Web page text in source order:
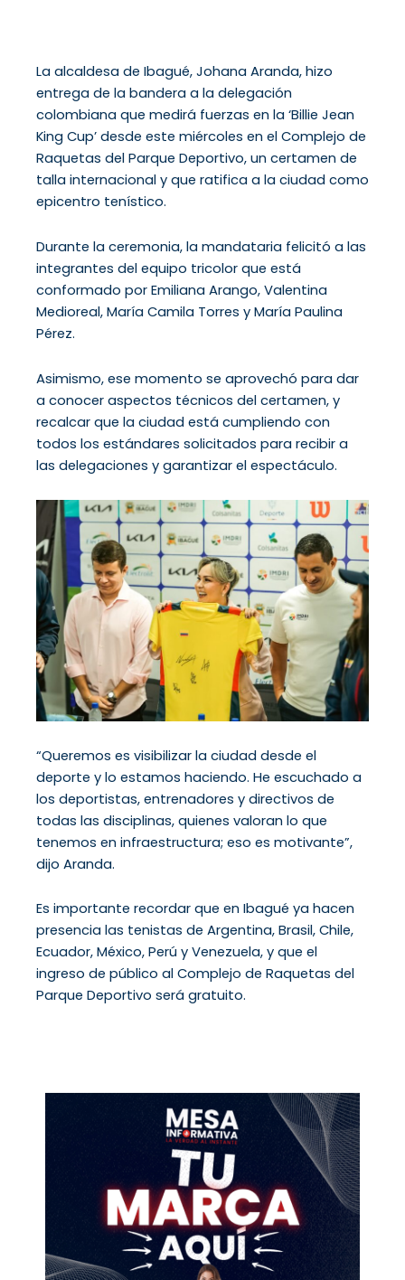
La alcaldesa de Ibagué, Johana Aranda, hizo
entrega de la bandera a la delegación
colombiana que medirá fuerzas en la ‘Billie Jean
King Cup’ desde este miércoles en el Complejo de
Raquetas del Parque Deportivo, un certamen de
talla internacional y que ratifica a la ciudad como
epicentro tenístico.
Durante la ceremonia, la mandataria felicitó a las
integrantes del equipo tricolor que está
conformado por Emiliana Arango, Valentina
Medioreal, María Camila Torres y María Paulina
Pérez.
Asimismo, ese momento se aprovechó para dar
a conocer aspectos técnicos del certamen, y
recalcar que la ciudad está cumpliendo con
todos los estándares solicitados para recibir a
las delegaciones y garantizar el espectáculo.
“Queremos es visibilizar la ciudad desde el
deporte y lo estamos haciendo. He escuchado a
los deportistas, entrenadores y directivos de
todas las disciplinas, quienes valoran lo que
tenemos en infraestructura; eso es motivante”,
dijo Aranda.
Es importante recordar que en Ibagué ya hacen
presencia las tenistas de Argentina, Brasil, Chile,
Ecuador, México, Perú y Venezuela, y que el
ingreso de público al Complejo de Raquetas del
Parque Deportivo será gratuito.